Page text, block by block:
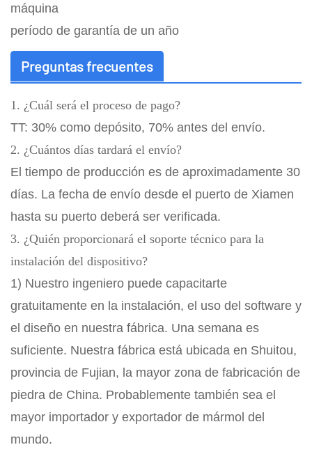
máquina
período de garantía de un año
Preguntas frecuentes
1. ¿Cuál será el proceso de pago?
TT: 30% como depósito, 70% antes del envío.
2. ¿Cuántos días tardará el envío?
El tiempo de producción es de aproximadamente 30
días. La fecha de envío desde el puerto de Xiamen
hasta su puerto deberá ser verificada.
3. ¿Quién proporcionará el soporte técnico para la
instalación del dispositivo?
1) Nuestro ingeniero puede capacitarte
gratuitamente en la instalación, el uso del software y
el diseño en nuestra fábrica. Una semana es
suficiente. Nuestra fábrica está ubicada en Shuitou,
provincia de Fujian, la mayor zona de fabricación de
piedra de China. Probablemente también sea el
mayor importador y exportador de mármol del
mundo.